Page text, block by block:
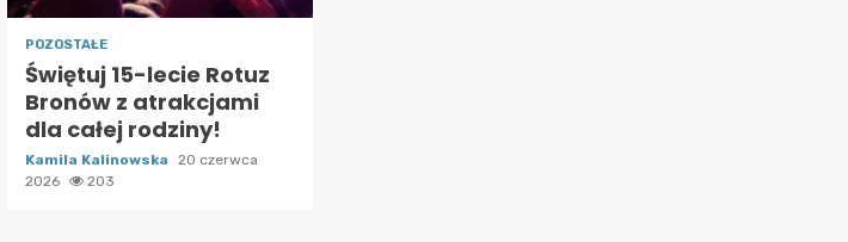
POZOSTAŁE
Świętuj 15-lecie Rotuz
Bronów z atrakcjami
dla całej rodziny!
Kamila Kalinowska
20 czerwca
2026
203